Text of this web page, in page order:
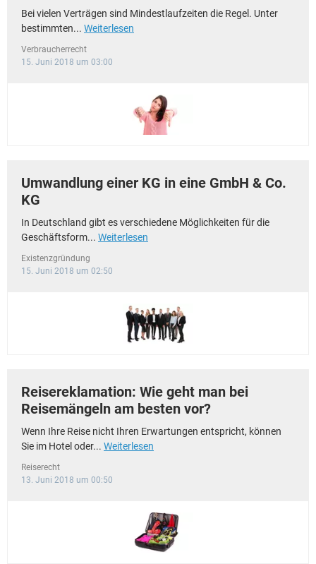
Bei vielen Verträgen sind Mindestlaufzeiten die Regel. Unter
bestimmten... Weiterlesen
Verbraucherrecht
15. Juni 2018 um 03:00
Umwandlung einer KG in eine GmbH & Co.
KG
In Deutschland gibt es verschiedene Möglichkeiten für die
Geschäftsform... Weiterlesen
Existenzgründung
15. Juni 2018 um 02:50
Reisereklamation: Wie geht man bei
Reisemängeln am besten vor?
Wenn Ihre Reise nicht Ihren Erwartungen entspricht, können
Sie im Hotel oder... Weiterlesen
Reiserecht
13. Juni 2018 um 00:50